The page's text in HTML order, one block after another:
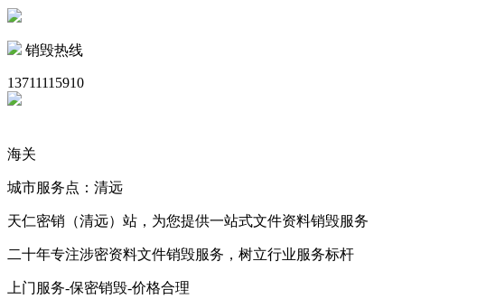
销毁热线
13711115910
海关
城市服务点：清远
天仁密销（清远）站，为您提供一站式文件资料销毁服务
二十年专注涉密资料文件销毁服务，树立行业服务标杆
上门服务-保密销毁-价格合理